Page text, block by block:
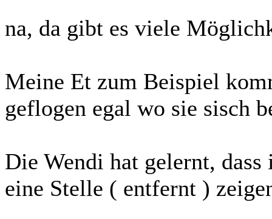
na, da gibt es viele
Meine Et zum Beispiel
geflogen egal wo sie sisch
Die Wendi hat gelernt,
eine Stelle ( entfernt )